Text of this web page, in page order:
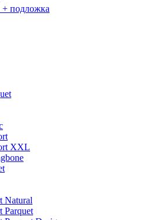
+ подложка
XXL
Natural
Parquet